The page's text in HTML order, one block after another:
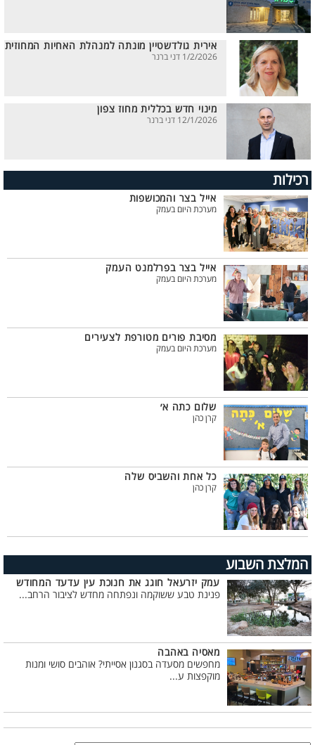
אירית גולדשטיין מונתה למנהלת האחיות המחוזית
1/2/2026 דני ברנר
מינוי חדש בכללית מחוז צפון
12/1/2026 דני ברנר
רכילות
אייל בצר והמכושפות
מערכת היום בעמק
אייל בצר בפרלמנט העמק
מערכת היום בעמק
מסיבת פורים מטורפת לצעירים
מערכת היום בעמק
שלום כתה א׳
קרן כהן
כל אחת והשביס שלה
קרן כהן
המלצת השבוע
עמק יזרעאל חוגג את חנוכת עין עדעד המחודש
פנינת טבע ששוקמה ונפתחה מחדש לציבור הרחב...
מאסיה באהבה
מחפשים מסעדה בסגנון אסייתי? אוהבים סושי ומנות
מוקפצות ע...